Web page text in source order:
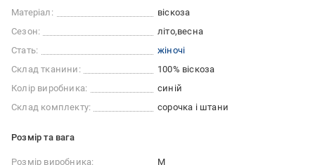
Матеріал:
віскоза
Сезон:
літо весна
Стать:
жіночі
Склад тканини:
100% віскоза
Колір виробника:
синій
Склад комплекту:
сорочка і штани
Розмір та вага
Розмір виробника:
M